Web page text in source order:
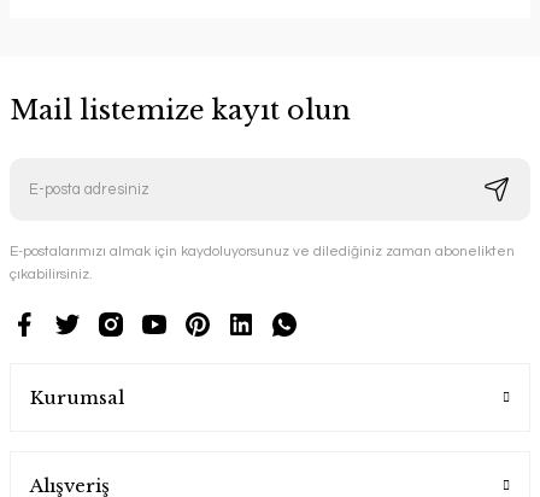
Mail listemize kayıt olun
E-postalarımızı almak için kaydoluyorsunuz ve dilediğiniz zaman abonelikten
çıkabilirsiniz.
Kurumsal
Alışveriş